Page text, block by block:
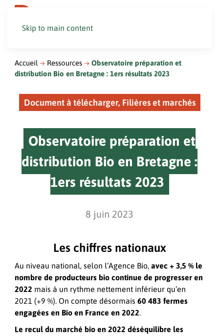
Skip to main content
Accueil Ressources
Observatoire préparation et
distribution Bio en Bretagne : 1ers résultats 2023
Document à télécharger, Filières et marchés
Observatoire préparation et
distribution Bio en Bretagne :
1ers résultats 2023
8 juin 2023
Les chiffres nationaux
Au niveau national, selon l’Agence Bio, avec + 3,5 % le
nombre de producteurs bio continue de progresser en
2022 mais à un rythme nettement inférieur qu’en
2021 (+9 %). On compte désormais 60 483 fermes
engagées en Bio en France en 2022.
Le recul du marché bio en 2022 déséquilibre les